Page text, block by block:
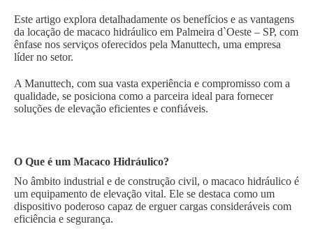
Este artigo explora detalhadamente os benefícios e as vantagens
da locação de macaco hidráulico em Palmeira d`Oeste – SP, com
ênfase nos serviços oferecidos pela Manuttech, uma empresa
líder no setor.
A Manuttech, com sua vasta experiência e compromisso com a
qualidade, se posiciona como a parceira ideal para fornecer
soluções de elevação eficientes e confiáveis.
O Que é um Macaco Hidráulico?
No âmbito industrial e de construção civil, o macaco hidráulico é
um equipamento de elevação vital. Ele se destaca como um
dispositivo poderoso capaz de erguer cargas consideráveis com
eficiência e segurança.